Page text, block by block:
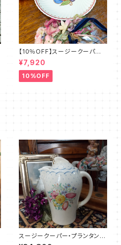
【10％OFF】スージークーパー・
フルーツモチーフ・プレート（スパ
イラル）SCFM0029
¥7,920
10%OFF
スージークーパー・プランタン・
ポット（ブルー・19センチ）SCPR